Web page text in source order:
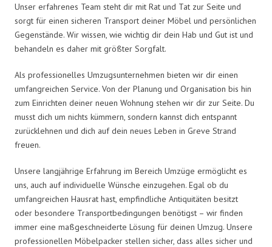
Unser erfahrenes Team steht dir mit Rat und Tat zur Seite und
sorgt für einen sicheren Transport deiner Möbel und persönlichen
Gegenstände. Wir wissen, wie wichtig dir dein Hab und Gut ist und
behandeln es daher mit größter Sorgfalt.
Als professionelles Umzugsunternehmen bieten wir dir einen
umfangreichen Service. Von der Planung und Organisation bis hin
zum Einrichten deiner neuen Wohnung stehen wir dir zur Seite. Du
musst dich um nichts kümmern, sondern kannst dich entspannt
zurücklehnen und dich auf dein neues Leben in Greve Strand
freuen.
Unsere langjährige Erfahrung im Bereich Umzüge ermöglicht es
uns, auch auf individuelle Wünsche einzugehen. Egal ob du
umfangreichen Hausrat hast, empfindliche Antiquitäten besitzt
oder besondere Transportbedingungen benötigst – wir finden
immer eine maßgeschneiderte Lösung für deinen Umzug. Unsere
professionellen Möbelpacker stellen sicher, dass alles sicher und